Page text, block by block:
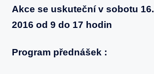
2016
Akce se uskuteční v sobotu
2016 od 9 do 17 hodin
Program přednášek :